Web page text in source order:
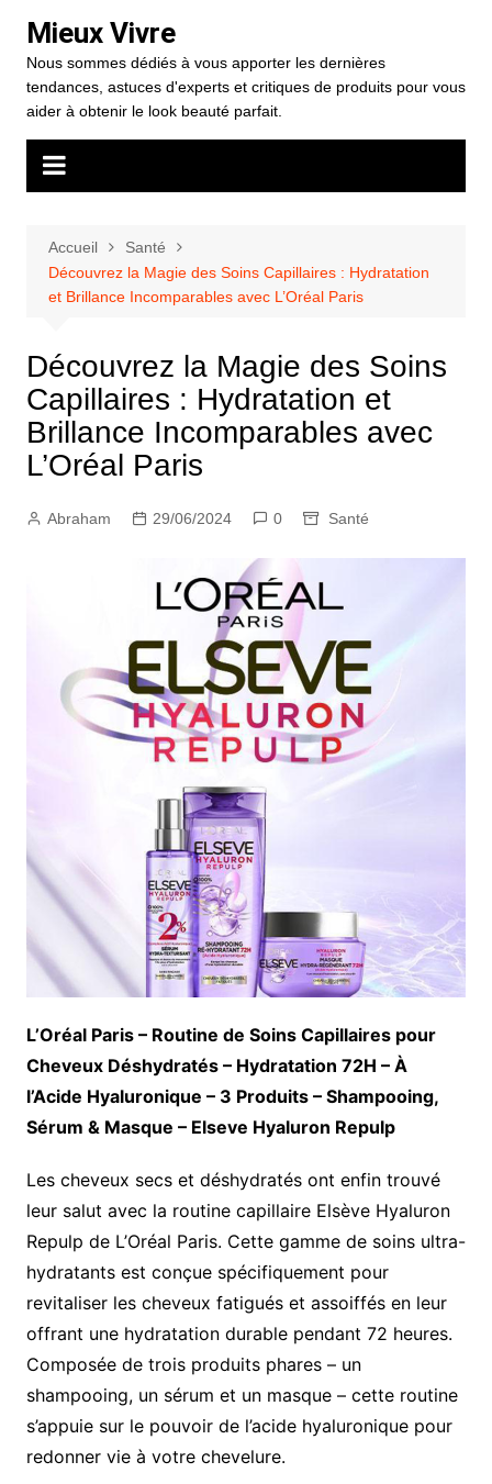
contenu
Mieux Vivre
Nous sommes dédiés à vous apporter les dernières
tendances, astuces d'experts et critiques de produits pour vous
aider à obtenir le look beauté parfait.
Accueil
Santé
Découvrez la Magie des Soins Capillaires : Hydratation
et Brillance Incomparables avec L’Oréal Paris
Découvrez la Magie des Soins
Capillaires : Hydratation et
Brillance Incomparables avec
L’Oréal Paris
Abraham 29/06/2024 0 Santé
L’Oréal Paris – Routine de Soins Capillaires pour
Cheveux Déshydratés – Hydratation 72H – À
l’Acide Hyaluronique – 3 Produits – Shampooing,
Sérum & Masque – Elseve Hyaluron Repulp
Les cheveux secs et déshydratés ont enfin trouvé
leur salut avec la routine capillaire Elsève Hyaluron
Repulp de L’Oréal Paris. Cette gamme de soins ultra-
hydratants est conçue spécifiquement pour
revitaliser les cheveux fatigués et assoiffés en leur
offrant une hydratation durable pendant 72 heures.
Composée de trois produits phares – un
shampooing, un sérum et un masque – cette routine
s’appuie sur le pouvoir de l’acide hyaluronique pour
redonner vie à votre chevelure.